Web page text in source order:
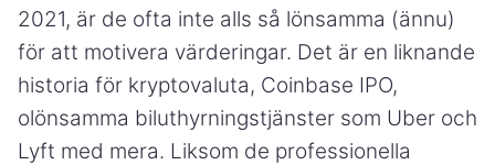
2021, är de ofta inte alls så lönsamma (ännu)
för att motivera värderingar. Det är en liknande
historia för kryptovaluta, Coinbase IPO,
olönsamma biluthyrningstjänster som Uber och
Lyft med mera. Liksom de professionella